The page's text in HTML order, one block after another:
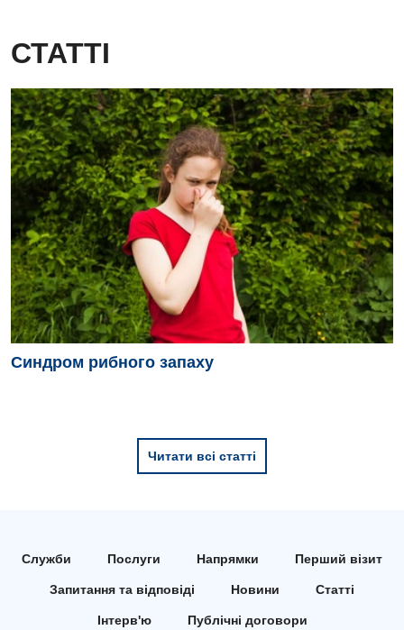
СТАТТІ
Синдром рибного запаху
Читати всі статті
Служби Послуги Напрямки Перший візит
Запитання та відповіді Новини Статті
Інтерв'ю Публічні договори